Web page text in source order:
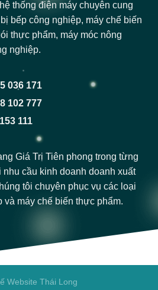
thống điện máy chuyên cung
bếp công nghiệp, máy chế biến
thực phẩm, máy móc nông
nghiệp.
036 171
102 777
111
Giá Trị Tiên phong trong từng
cầu kinh doanh doanh xuất
tôi chuyên phục vụ các loại
và máy chế biến thực phẩm.
Website Thái Long